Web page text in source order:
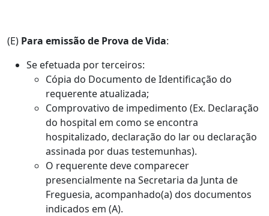
(E) Para emissão de Prova de Vida:
Se efetuada por terceiros:
Cópia do Documento de Identificação do
requerente atualizada;
Comprovativo de impedimento (Ex. Declaração
do hospital em como se encontra
hospitalizado, declaração do lar ou declaração
assinada por duas testemunhas).
O requerente deve comparecer
presencialmente na Secretaria da Junta de
Freguesia, acompanhado(a) dos documentos
indicados em (A).